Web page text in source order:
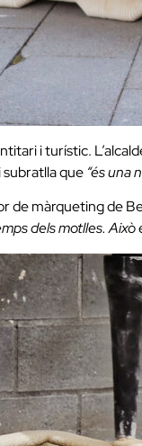
i turístic.
subratlla que “és una
de màrqueting de
dels motlles.